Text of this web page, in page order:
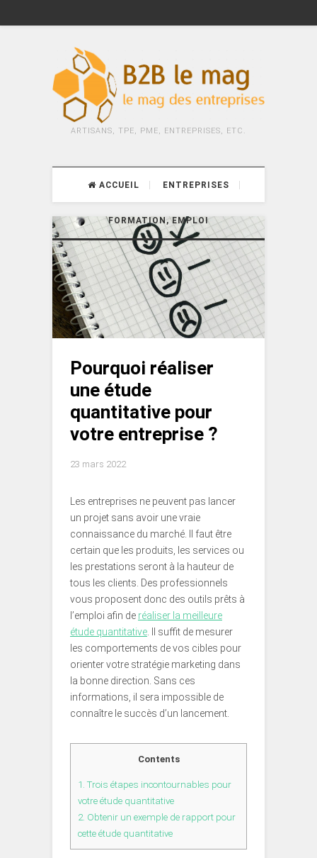
ARTISANS, TPE, PME, ENTREPRISES, ETC.
ACCUEIL ENTREPRISES
FORMATION, EMPLOI
Pourquoi réaliser
une étude
quantitative pour
votre entreprise ?
23 mars 2022
Les entreprises ne peuvent pas lancer
un projet sans avoir une vraie
connaissance du marché. Il faut être
certain que les produits, les services ou
les prestations seront à la hauteur de
tous les clients. Des professionnels
vous proposent donc des outils prêts à
l’emploi afin de réaliser la meilleure
étude quantitative . Il suffit de mesurer
les comportements de vos cibles pour
orienter votre stratégie marketing dans
la bonne direction. Sans ces
informations, il sera impossible de
connaître le succès d’un lancement.
Contents
1. Trois étapes incontournables pour
votre étude quantitative
2. Obtenir un exemple de rapport pour
cette étude quantitative